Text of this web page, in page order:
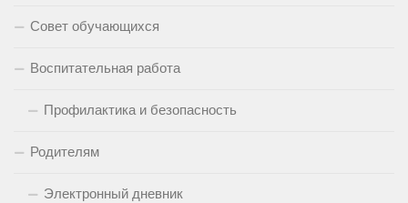
Совет обучающихся
Воспитательная работа
Профилактика и безопасность
Родителям
Электронный дневник